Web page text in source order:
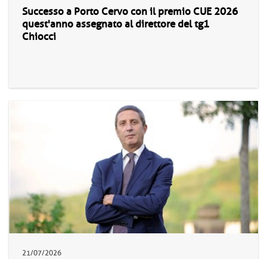
Successo a Porto Cervo con il premio CUE 2026
quest'anno assegnato al direttore del tg1
Chiocci
21/07/2026